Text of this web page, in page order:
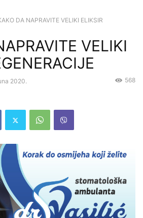
DA NAPRAVITE VELIKI ELIKSIR
VELIKI
2020. 568